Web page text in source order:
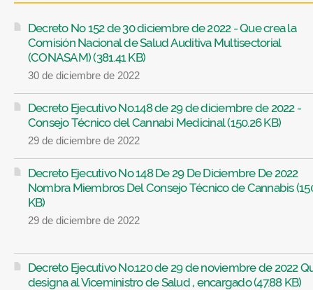
Decreto No 152 de 30 diciembre de 2022 - Que crea la
Comisión Nacional de Salud Auditiva Multisectorial
(CONASAM) (381.41 KB)
30 de diciembre de 2022
Decreto Ejecutivo No.148 de 29 de diciembre de 2022 -
Consejo Técnico del Cannabi Medicinal (150.26 KB)
29 de diciembre de 2022
Decreto Ejecutivo No 148 De 29 De Diciembre De 2022
Nombra Miembros Del Consejo Técnico de Cannabis
KB)
29 de diciembre de 2022
Decreto Ejecutivo No.120 de 29 de noviembre de 2022
designa al Viceministro de Salud , encargado (47.88 KB)